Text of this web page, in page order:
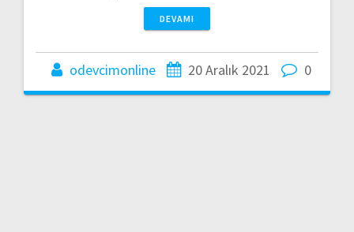
DEVAMI
odevcimonline 20 Aralık 2021 0